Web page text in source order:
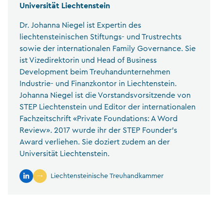
Universität Liechtenstein
Dr. Johanna Niegel ist Expertin des
liechtensteinischen Stiftungs- und Trustrechts
sowie der internationalen Family Governance. Sie
ist Vizedirektorin und Head of Business
Development beim Treuhandunternehmen
Industrie- und Finanzkontor in Liechtenstein.
Johanna Niegel ist die Vorstandsvorsitzende von
STEP Liechtenstein und Editor der internationalen
Fachzeitschrift «Private Foundations: A Word
Review». 2017 wurde ihr der STEP Founder’s
Award verliehen. Sie doziert zudem an der
Universität Liechtenstein.
Liechtensteinische Treuhandkammer